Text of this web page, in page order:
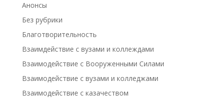
Анонсы
Без рубрики
Благотворительность
Взаимдействие с вузами и коллеждами
Взаимодействие с Вооруженными Силами
Взаимодействие с вузами и колледжами
Взаимодействие с казачеством